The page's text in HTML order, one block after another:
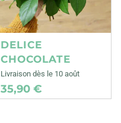
DELICE
CHOCOLATE
Livraison dès le 10 août
35,90 €